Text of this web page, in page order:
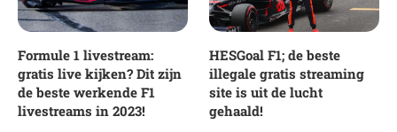
Formule 1 livestream:
gratis live kijken? Dit zijn
de beste werkende F1
livestreams in 2023!
HESGoal F1; de beste
illegale gratis streaming
site is uit de lucht
gehaald!